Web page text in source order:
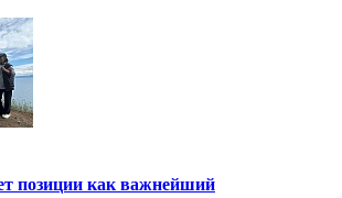
позиции как важнейший